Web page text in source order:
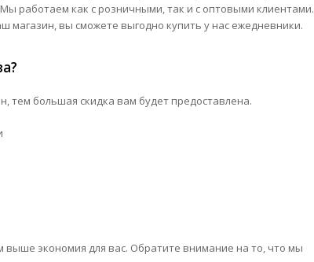
работаем как с розничными, так и с оптовыми клиентами.
магазин, вы сможете выгодно купить у нас ежедневники.
тем большая скидка вам будет предоставлена.
выше экономия для вас. Обратите внимание на то, что мы